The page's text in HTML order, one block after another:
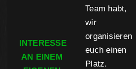
INTERESSE
AN EINEM
Team habt,
wir
organisieren
euch einen
Platz.